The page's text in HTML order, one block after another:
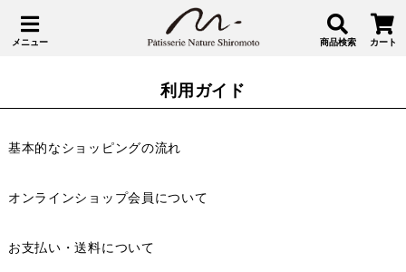
メニュー 商品検索 カート
利用ガイド
基本的なショッピングの流れ
オンラインショップ会員について
お支払い・送料について